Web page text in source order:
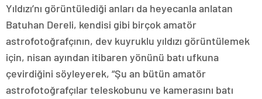
Yıldızı’nı görüntülediği anları da heyecanla anlatan
Batuhan Dereli, kendisi gibi birçok amatör
astrofotoğrafçının, dev kuyruklu yıldızı görüntülemek
için, nisan ayından itibaren yönünü batı ufkuna
çevirdiğini söyleyerek, “Şu an bütün amatör
astrofotoğrafçılar teleskobunu ve kamerasını batı